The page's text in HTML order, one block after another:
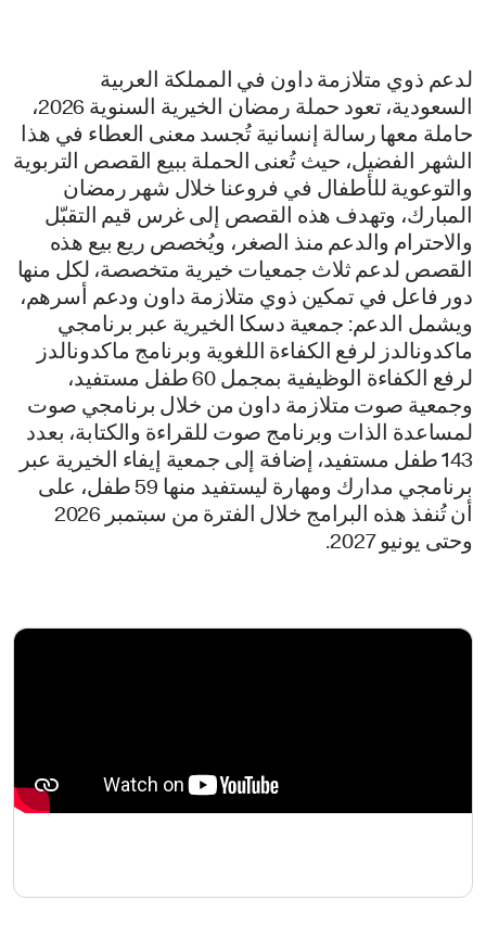
لدعم ذوي متلازمة داون في المملكة العربية
السعودية، تعود حملة رمضان الخيرية السنوية 2026،
حاملة معها رسالة إنسانية تُجسد معنى العطاء في هذا
الشهر الفضيل، حيث تُعنى الحملة ببيع القصص التربوية
والتوعوية للأطفال في فروعنا خلال شهر رمضان
المبارك، وتهدف هذه القصص إلى غرس قيم التقبّل
والاحترام والدعم منذ الصغر، ويُخصص ريع بيع هذه
القصص لدعم ثلاث جمعيات خيرية متخصصة، لكل منها
دور فاعل في تمكين ذوي متلازمة داون ودعم أسرهم،
ويشمل الدعم: جمعية دسكا الخيرية عبر برنامجي
ماكدونالدز لرفع الكفاءة اللغوية وبرنامج ماكدونالدز
لرفع الكفاءة الوظيفية بمجمل 60 طفل مستفيد،
وجمعية صوت متلازمة داون من خلال برنامجي صوت
لمساعدة الذات وبرنامج صوت للقراءة والكتابة، بعدد
143 طفل مستفيد، إضافة إلى جمعية إيفاء الخيرية عبر
برنامجي مدارك ومهارة ليستفيد منها 59 طفل، على
أن تُنفذ هذه البرامج خلال الفترة من سبتمبر 2026
وحتى يونيو 2027.